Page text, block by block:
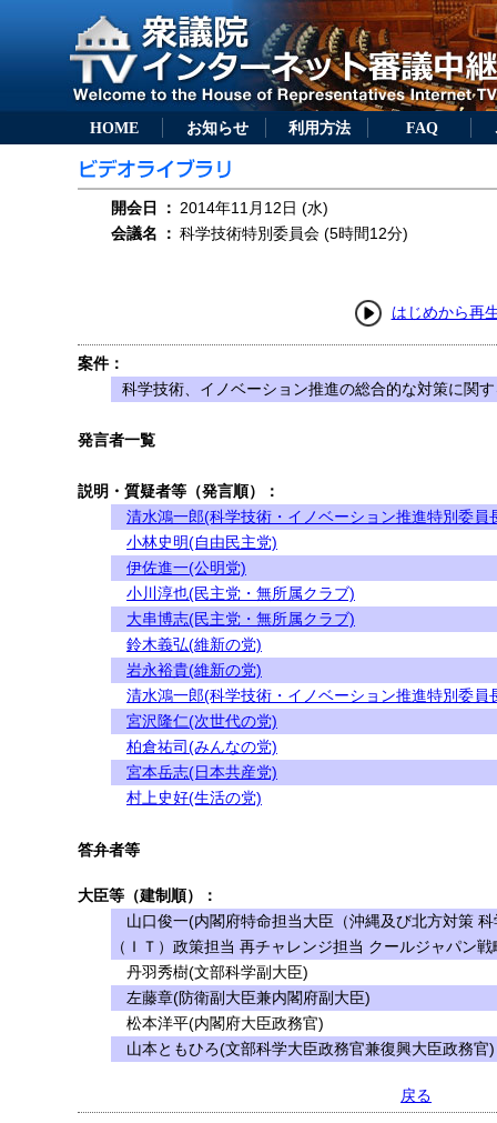
HOME お知らせ 利用方法 FAQ
開会日 ： 2014年11月12日 (水)
会議名
： 科学技術特別委員会 (5時間12分)
はじめから再
案件：
科学技術、イノベーション推進の総合的な対策に関
発言者一覧
説明・質疑者等（発言順）：
清水鴻一郎(科学技術・イノベーション推進特別委員
小林史明(自由民主党)
伊佐進一(公明党)
小川淳也(民主党・無所属クラブ)
大串博志(民主党・無所属クラブ)
鈴木義弘(維新の党)
岩永裕貴(維新の党)
清水鴻一郎(科学技術・イノベーション推進特別委員
宮沢隆仁(次世代の党)
柏倉祐司(みんなの党)
宮本岳志(日本共産党)
村上史好(生活の党)
答弁者等
大臣等（建制順）：
山口俊一(内閣府特命担当大臣（沖縄及び北方対策
（ＩＴ）政策担当 再チャレンジ担当 クールジャパン
丹羽秀樹(文部科学副大臣)
左藤章(防衛副大臣兼内閣府副大臣)
松本洋平(内閣府大臣政務官)
山本ともひろ(文部科学大臣政務官兼復興大臣政務官)
戻る